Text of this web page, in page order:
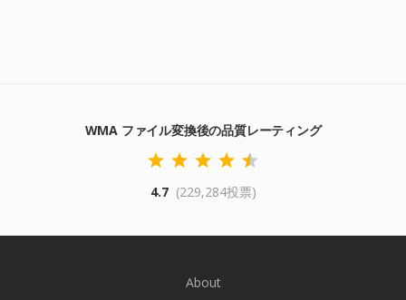
WMA ファイル変換後の品質レーティング
4.7 (229,284投票)
About